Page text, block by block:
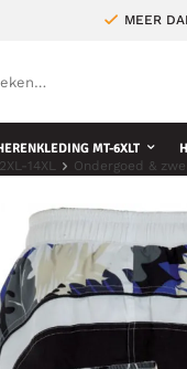
MEER
MT-6XLT
14XL Ondergoed &